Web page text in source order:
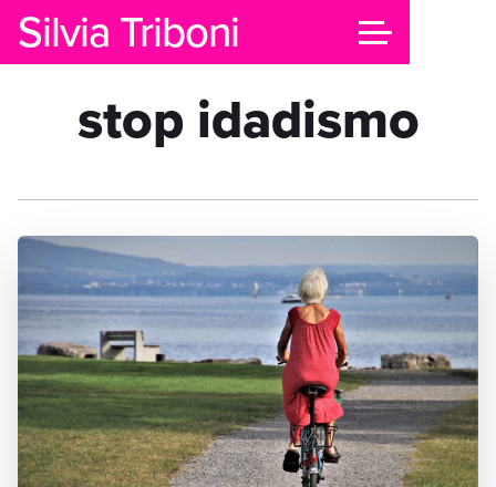
Silvia Triboni
stop idadismo